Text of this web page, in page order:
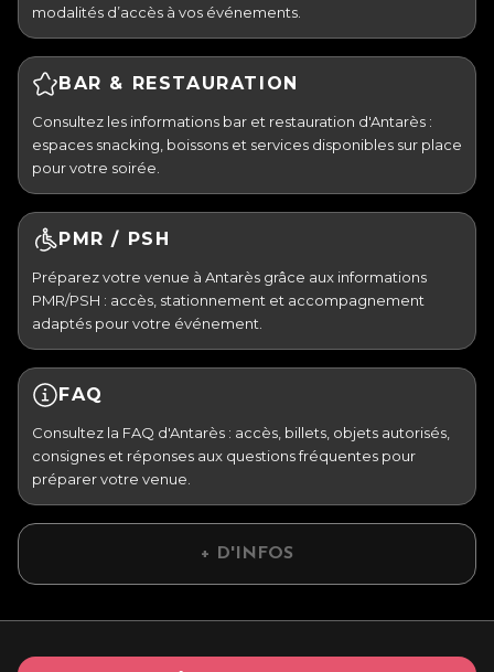
modalités d’accès à vos événements.
BAR & RESTAURATION
Consultez les informations bar et restauration d'Antarès :
espaces snacking, boissons et services disponibles sur place
pour votre soirée.
PMR / PSH
Préparez votre venue à Antarès grâce aux informations
PMR/PSH : accès, stationnement et accompagnement
adaptés pour votre événement.
FAQ
Consultez la FAQ d'Antarès : accès, billets, objets autorisés,
consignes et réponses aux questions fréquentes pour
préparer votre venue.
+ D'INFOS